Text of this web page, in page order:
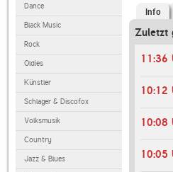
Dance
Black Music
Rock
Oldies
Künstler
Schlager & Discofox
Volksmusik
Country
Jazz & Blues
Info
Zuletzt
10:08
10:05